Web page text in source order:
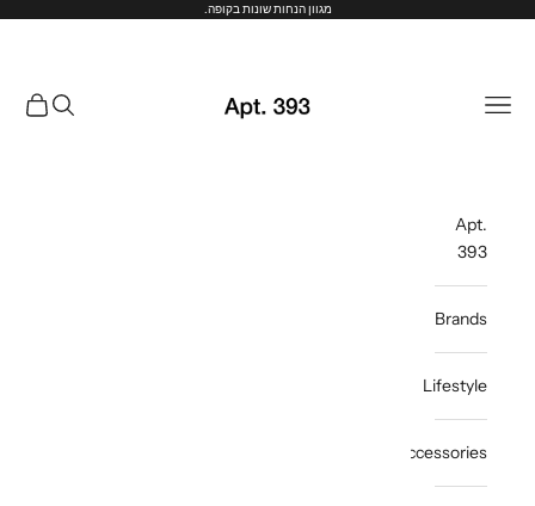
מגוון הנחות שונות בקופה.
תפריט חיפושעגלת
Apt.
393
Brands
Lifestyle
Accessories